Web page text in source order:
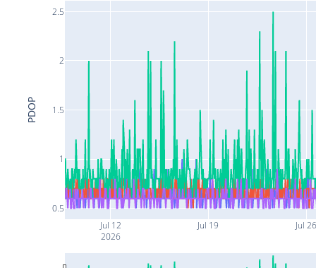
Jul 12
2026
Jul 19 Jul
0.5
1
1.5
2
2.5
PDOP